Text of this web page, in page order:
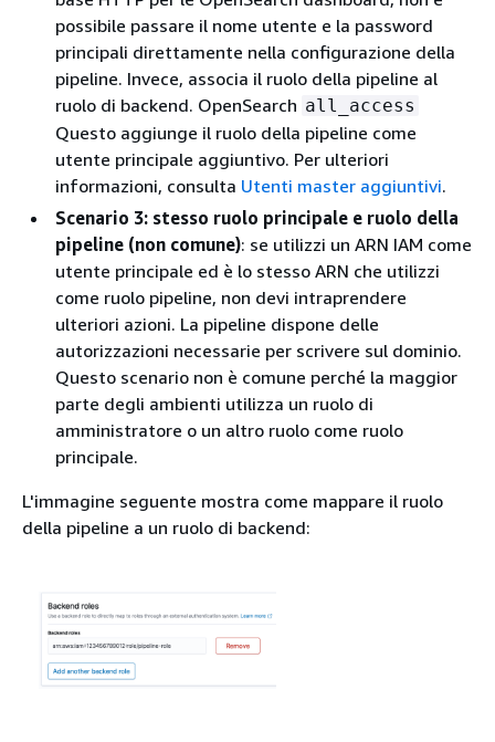
possibile passare il nome utente e la password
principali direttamente nella configurazione della
pipeline. Invece, associa il ruolo della pipeline al
ruolo di backend. OpenSearch all_access
Questo aggiunge il ruolo della pipeline come
utente principale aggiuntivo. Per ulteriori
informazioni, consulta Utenti master aggiuntivi.
Scenario 3: stesso ruolo principale e ruolo della
pipeline (non comune): se utilizzi un ARN IAM come
utente principale ed è lo stesso ARN che utilizzi
come ruolo pipeline, non devi intraprendere
ulteriori azioni. La pipeline dispone delle
autorizzazioni necessarie per scrivere sul dominio.
Questo scenario non è comune perché la maggior
parte degli ambienti utilizza un ruolo di
amministratore o un altro ruolo come ruolo
principale.
L'immagine seguente mostra come mappare il ruolo
della pipeline a un ruolo di backend: